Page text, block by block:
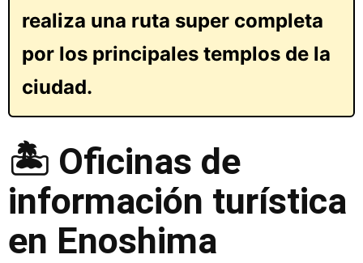
realiza una ruta super completa
por los principales templos de la
ciudad.
🏝️ Oficinas de
información turística
en Enoshima